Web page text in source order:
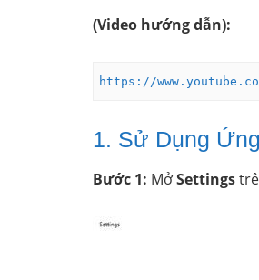
(Video hướng dẫn):
https://
1. Sử Dụng
Bước 1: MởSettings